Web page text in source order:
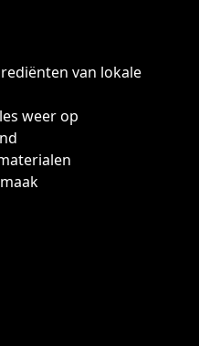
van lokale
weer op